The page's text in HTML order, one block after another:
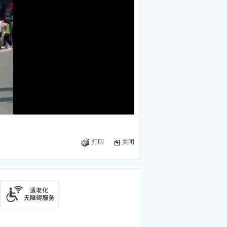
关闭
打印